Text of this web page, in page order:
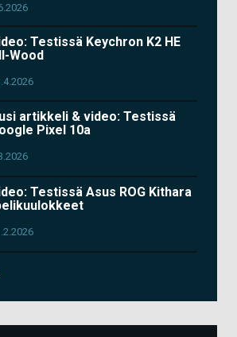
Testissä Keychron K2 HE
Wood
artikkeli & video: Testissä
Pixel 10a
Testissä Asus ROG Kithara